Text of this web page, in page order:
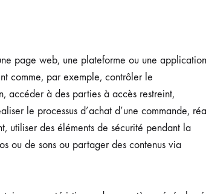
page web, une plateforme ou une
comme, par exemple, contrôler le
accéder à des parties à accès restreint,
le processus d’achat d’une commande,
utiliser des éléments de sécurité pendant la
ou de sons ou partager des contenus via